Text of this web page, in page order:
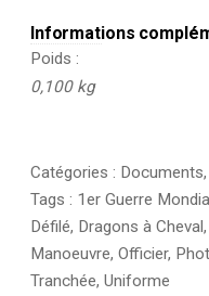
France
Amerique
Informations
Poids
0,100 kg
Catégories : Documents,
Tags : 1er Guerre
Défilé, Dragons à Cheval,
Manoeuvre, Officier,
Tranchée, Uniforme